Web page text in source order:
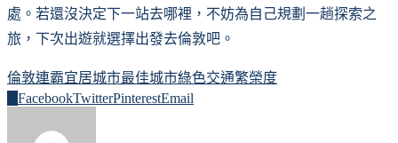
處。若還沒決定下一站去哪裡，不妨為自己規劃一趟探索之
旅，下次出遊就選擇出發去倫敦吧。
倫敦連霸宜居城市最佳城市綠色交通繁榮度
FacebookTwitterPinterestEmail